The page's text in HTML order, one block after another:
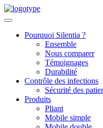
Skip
to
Pourquoi Silentia ?
Ensemble
Nous comparer
Témoignages
Durabilité
Contrôle des infections
Sécurité des
Produits
Pliant
Mobile simple